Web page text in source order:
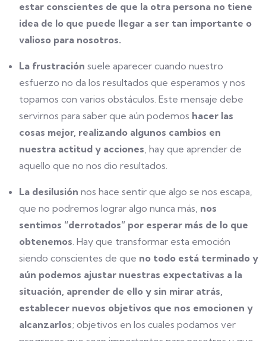
estar conscientes de que la otra persona no tiene
idea de lo que puede llegar a ser tan importante o
valioso para nosotros.
La frustración suele aparecer cuando nuestro
esfuerzo no da los resultados que esperamos y nos
topamos con varios obstáculos. Este mensaje debe
servirnos para saber que aún podemos hacer las
cosas mejor, realizando algunos cambios en
nuestra actitud y acciones, hay que aprender de
aquello que no nos dio resultados.
La desilusión nos hace sentir que algo se nos escapa,
que no podremos lograr algo nunca más, nos
sentimos “derrotados” por esperar más de lo que
obtenemos. Hay que transformar esta emoción
siendo conscientes de que no todo está terminado y
aún podemos ajustar nuestras expectativas a la
situación, aprender de ello y sin mirar atrás,
establecer nuevos objetivos que nos emocionen y
alcanzarlos; objetivos en los cuales podamos ver